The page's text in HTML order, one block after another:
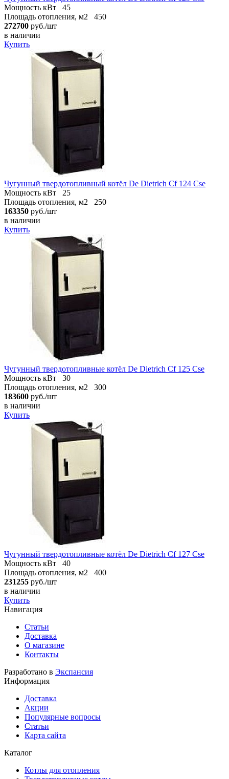
Мощность кВт
45
Площадь отопления, м2
450
272700 руб./шт
в наличии
Купить
Чугунный твердотопливный котёл De Dietrich Cf 124 Cse
Мощность кВт
25
Площадь отопления, м2
250
163350 руб./шт
в наличии
Купить
Чугунный твердотопливные котёл De Dietrich Cf 125 Cse
Мощность кВт
30
Площадь отопления, м2
300
183600 руб./шт
в наличии
Купить
Чугунный твердотопливные котёл De Dietrich Cf 127 Cse
Мощность кВт
40
Площадь отопления, м2
400
231255 руб./шт
в наличии
Купить
Навигация
Статьи
Доставка
О магазине
Контакты
Разработано в Экспансия
Информация
Доставка
Акции
Популярные вопросы
Статьи
Карта сайта
Каталог
Котлы для отопления